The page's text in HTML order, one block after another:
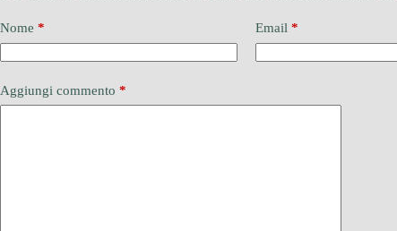
Nome * Email *
Aggiungi commento *